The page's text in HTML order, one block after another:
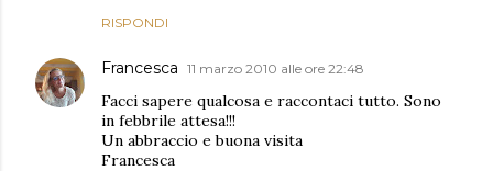
RISPONDI
Francesca 11 marzo 2010 alle ore 22:48
Facci sapere qualcosa e raccontaci tutto. Sono
in febbrile attesa!!!
Un abbraccio e buona visita
Francesca